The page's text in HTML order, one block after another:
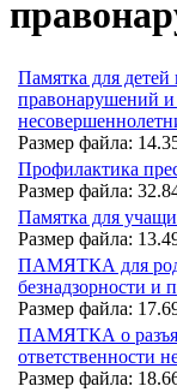
Памятка для
правонарушений и
Размер файла:
Профилактика
Размер файла:
Памятка для
Размер файла:
ПАМЯТКА для
безнадзорности и
Размер файла:
ПАМЯТКА о
ответственности
Размер файла: